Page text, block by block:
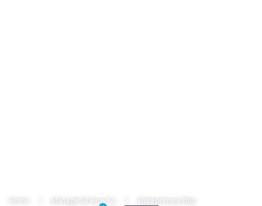
Home Managerial How To Entrepreneurship